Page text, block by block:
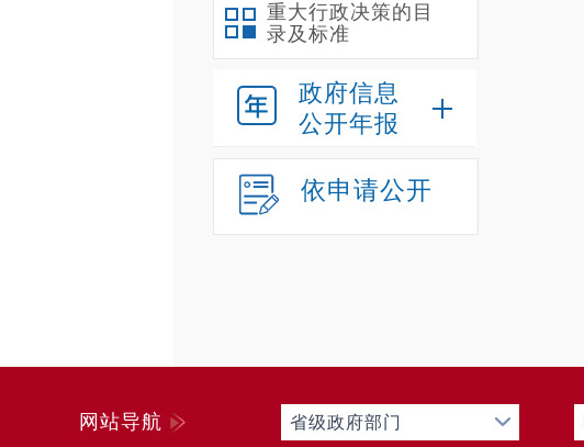
重大行政决策的目
录及标准
政府信息
公开年报
依申请公开
网站导航 省级政府部门